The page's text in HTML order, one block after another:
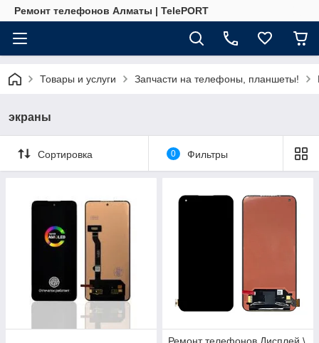
Ремонт телефонов Алматы | TelePORT
Товары и услуги Запчасти на телефоны, планшеты!
экраны
Сортировка 0 Фильтры